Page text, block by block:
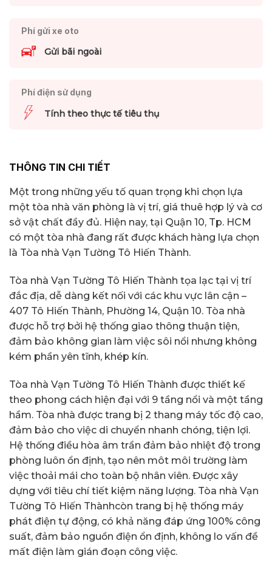
Phí gửi xe oto
Gửi bãi ngoài
Phí điện sử dụng
Tính theo thực tế tiêu thụ
THÔNG TIN CHI TIẾT
Một trong những yếu tố quan trọng khi chọn lựa
một tòa nhà văn phòng là vị trí, giá thuê hợp lý và cơ
sở vật chất đầy đủ. Hiện nay, tại Quận 10, Tp. HCM
có một tòa nhà đang rất được khách hàng lựa chọn
là Tòa nhà Vạn Tường Tô Hiến Thành.
Tòa nhà Vạn Tường Tô Hiến Thành tọa lạc tại vị trí
đắc địa, dễ dàng kết nối với các khu vực lân cận –
407 Tô Hiến Thành, Phường 14, Quận 10. Tòa nhà
được hỗ trợ bởi hệ thống giao thông thuận tiện,
đảm bảo không gian làm việc sôi nổi nhưng không
kém phần yên tĩnh, khép kín.
Tòa nhà Vạn Tường Tô Hiến Thành được thiết kế
theo phong cách hiện đại với 9 tầng nổi và một tầng
hầm. Tòa nhà được trang bị 2 thang máy tốc độ cao,
đảm bảo cho việc di chuyển nhanh chóng, tiện lợi.
Hệ thống điều hòa âm trần đảm bảo nhiệt độ trong
phòng luôn ổn định, tạo nên môt môi trường làm
việc thoải mái cho toàn bộ nhân viên. Được xây
dựng với tiêu chí tiết kiệm năng lượng. Tòa nhà Vạn
Tường Tô Hiến Thànhcòn trang bị hệ thống máy
phát điện tự động, có khả năng đáp ứng 100% công
suất, đảm bảo nguồn điện ổn định, không lo vấn đề
mất điện làm gián đoạn công việc.